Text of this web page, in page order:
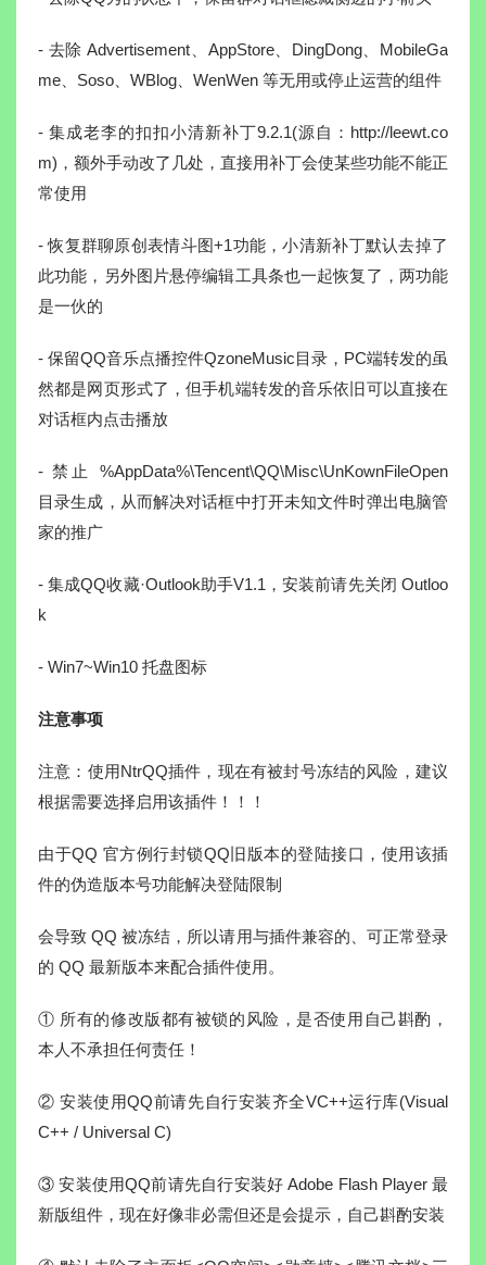
- 去除 Advertisement、AppStore、DingDong、MobileGa
me、Soso、WBlog、WenWen 等无用或停止运营的组件
- 集成老李的扣扣小清新补丁9.2.1(源自：http://leewt.co
m)，额外手动改了几处，直接用补丁会使某些功能不能正
常使用
- 恢复群聊原创表情斗图+1功能，小清新补丁默认去掉了
此功能，另外图片悬停编辑工具条也一起恢复了，两功能
是一伙的
- 保留QQ音乐点播控件QzoneMusic目录，PC端转发的虽
然都是网页形式了，但手机端转发的音乐依旧可以直接在
对话框内点击播放
- 禁止 %AppData%\Tencent\QQ\Misc\UnKownFileOpen
目录生成，从而解决对话框中打开未知文件时弹出电脑管
家的推广
- 集成QQ收藏·Outlook助手V1.1，安装前请先关闭 Outloo
k
- Win7~Win10 托盘图标
注意事项
注意：使用NtrQQ插件，现在有被封号冻结的风险，建议
根据需要选择启用该插件！！！
由于QQ 官方例行封锁QQ旧版本的登陆接口，使用该插
件的伪造版本号功能解决登陆限制
会导致 QQ 被冻结，所以请用与插件兼容的、可正常登录
的 QQ 最新版本来配合插件使用。
① 所有的修改版都有被锁的风险，是否使用自己斟酌，
本人不承担任何责任！
② 安装使用QQ前请先自行安装齐全VC++运行库(Visual
C++ / Universal C)
③ 安装使用QQ前请先自行安装好 Adobe Flash Player 最
新版组件，现在好像非必需但还是会提示，自己斟酌安装